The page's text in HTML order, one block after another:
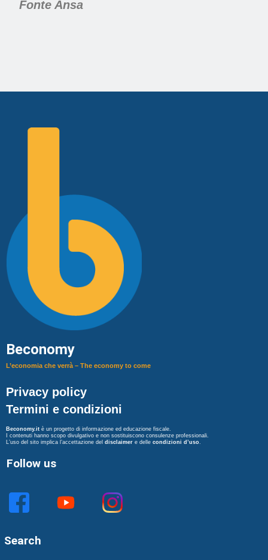
Fonte Ansa
Beconomy
L’economia che verrà – The economy to come
Privacy policy
Termini e condizioni
Beconomy.it è un progetto di informazione ed educazione fiscale.
I contenuti hanno scopo divulgativo e non sostituiscono consulenze professionali.
L’uso del sito implica l’accettazione del disclaimer e delle condizioni d’uso.
Follow us
Search